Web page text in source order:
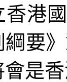
香港
綱要
是